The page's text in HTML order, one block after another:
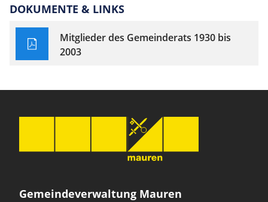
DOKUMENTE & LINKS
Mitglieder des Gemeinderats 1930 bis
2003
Gemeindeverwaltung Mauren